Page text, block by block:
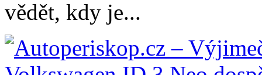
vědět, kdy je...